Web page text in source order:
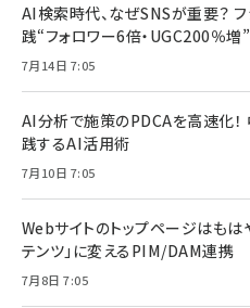
AI検索時代、なぜSNSが重要？
践“フォロワー6倍・UGC200％増
7月14日 7:05
AI分析で施策のPDCAを高速化
践するAI活用術
7月10日 7:05
Webサイトのトップページはも
テンツ」に変えるPIM/DAM連携
7月8日 7:05